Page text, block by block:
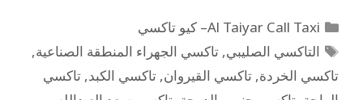
Al Taiyar Call Taxi– كيو تاكسي
التاكسي الصليبي,تاكسي الجهراء المنطقة الصناعية,
تاكسي الخردة, تاكسي القيروان, تاكسي الكبد, تاكسي